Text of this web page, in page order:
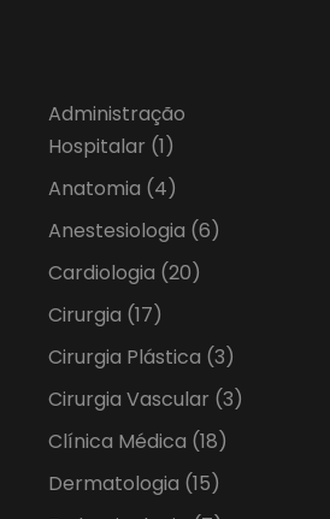
Administração
Hospitalar (1)
Anatomia (4)
Anestesiologia (6)
Cardiologia (20)
Cirurgia (17)
Cirurgia Plástica (3)
Cirurgia Vascular (3)
Clínica Médica (18)
Dermatologia (15)